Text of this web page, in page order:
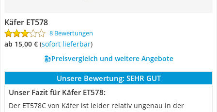
Käfer ET578
8 Bewertungen
ab 15,00 € ( Sofort lieferbar)
Preisvergleich und weitere Angebote
Unsere Bewertung: SEHR GUT
Unser Fazit für Käfer ET578:
Der ET578C von Käfer ist leider relativ ungenau in der